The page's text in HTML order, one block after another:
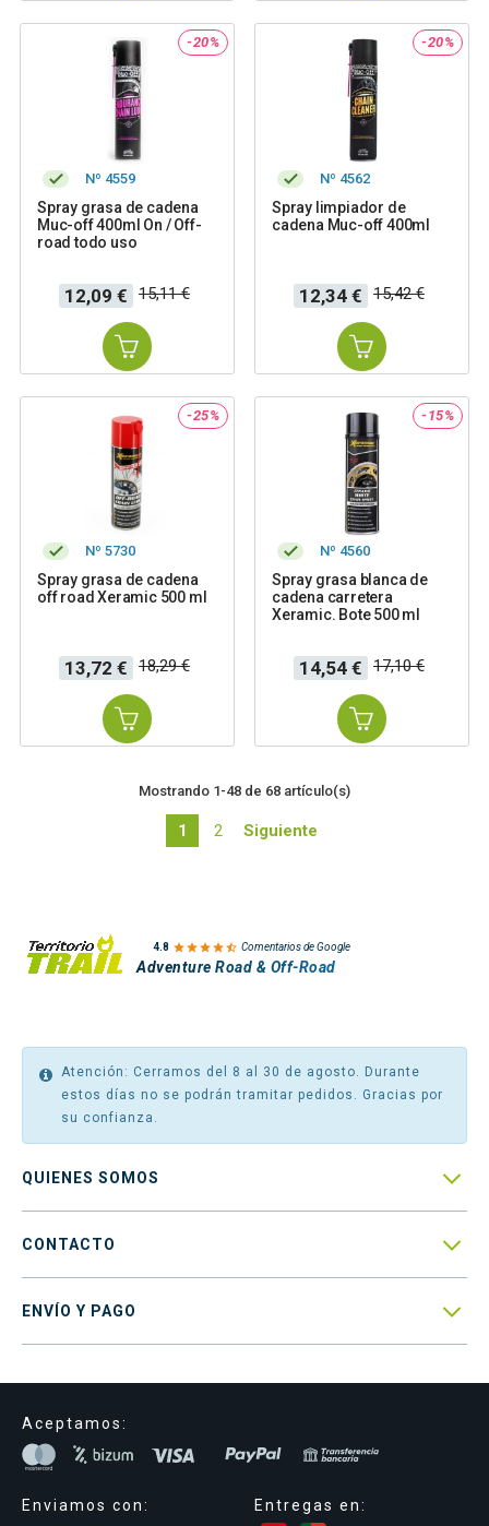
-20%
Nº 4559
Spray grasa de cadena
Muc-off 400ml On / Off-
road todo uso
Precio
12,09 €
Precio
base
15,11 €
-20%
Nº 4562
Spray limpiador de
cadena Muc-off 400ml
Precio
12,34 €
Precio
base
15,42 €
-25%
Nº 5730
Spray grasa de cadena
off road Xeramic 500 ml
Precio
13,72 €
Precio
base
18,29 €
-15%
Nº 4560
Spray grasa blanca de
cadena carretera
Xeramic. Bote 500 ml
Precio
14,54 €
Precio
base
17,10 €
Mostrando 1-48 de 68 artículo(s)
1 2 Siguiente
4.8  Comentarios de Google
Adventure Road & Off-Road
Atención: Cerramos del 8 al 30 de agosto. Durante
estos días no se podrán tramitar pedidos. Gracias por
su confianza.
QUIENES SOMOS 
CONTACTO 
ENVÍO Y PAGO 
Aceptamos:
Enviamos con: Entregas en: